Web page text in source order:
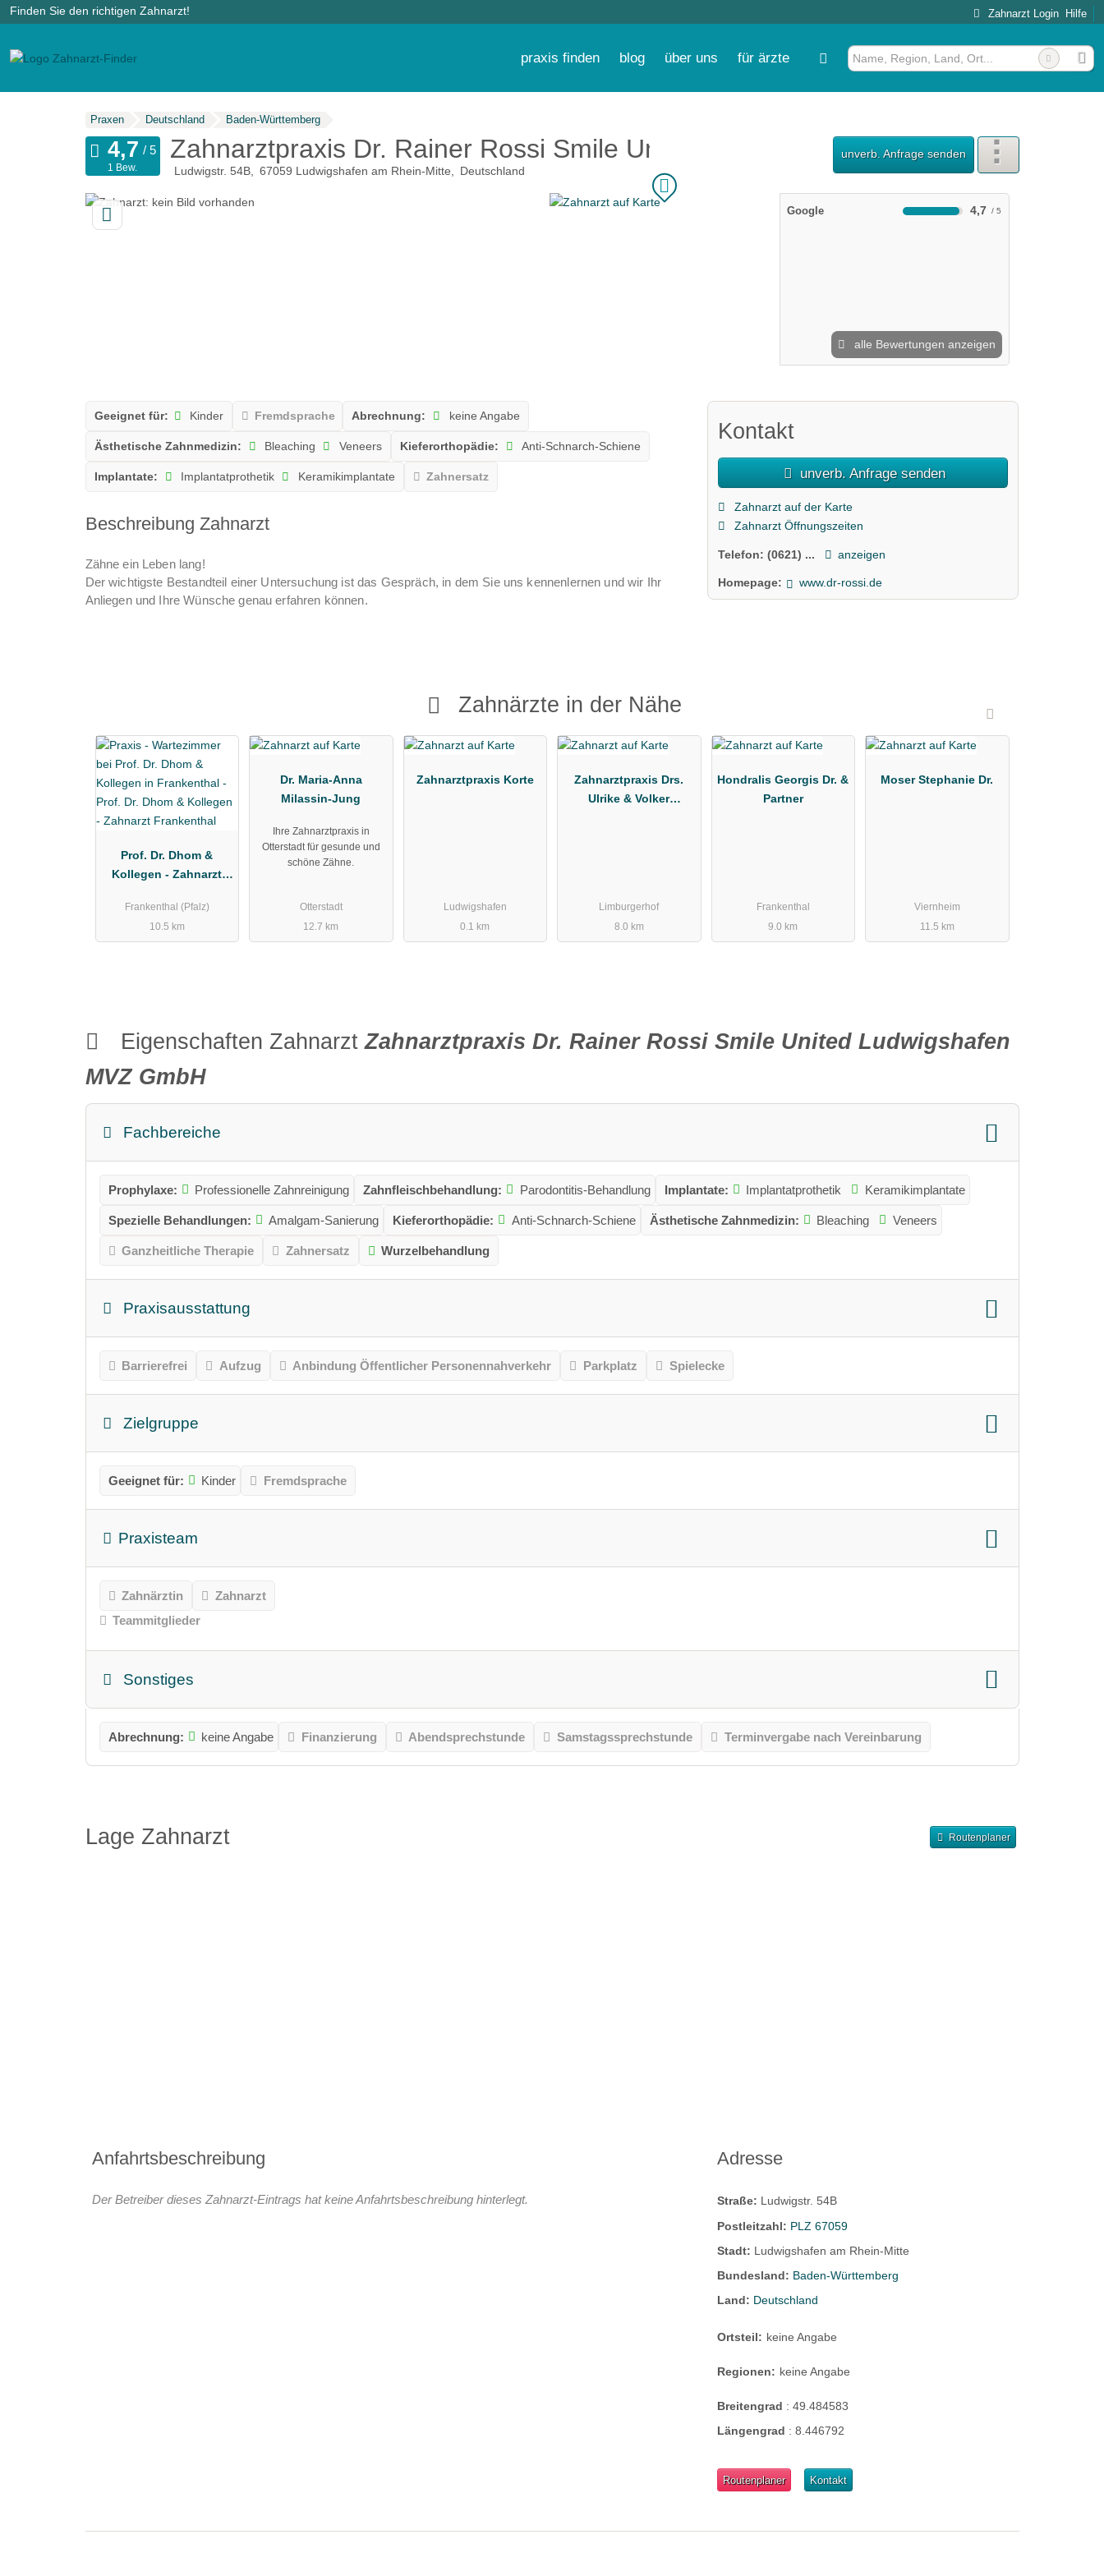
Finden Sie den richtigen Zahnarzt! Zahnarzt Login Hilfe
praxis finden blog über uns für ärzte
Praxen Deutschland Baden-Württemberg
Zahnarztpraxis Dr. Rainer Rossi Smile United Ludwigshafen MVZ GmbH
Ludwigstr. 54B 67059 Ludwigshafen am Rhein-Mitte Deutschland
unverb. Anfrage senden
1 Bew.
Google 4,7
alle Bewertungen anzeigen
Geeignet für: Kinder Fremdsprache Abrechnung: keine Angabe
Ästhetische Zahnmedizin: Bleaching Veneers Kieferorthopädie: Anti-Schnarch-Schiene
Implantate: Implantatprothetik Keramikimplantate Zahnersatz
Beschreibung Zahnarzt
Zähne ein Leben lang!
Der wichtigste Bestandteil einer Untersuchung ist das Gespräch, in dem Sie uns kennenlernen und wir Ihr
Anliegen und Ihre Wünsche genau erfahren können.
Kontakt
unverb. Anfrage senden
Zahnarzt auf der Karte
Zahnarzt Öffnungszeiten
Telefon:(0621) ... anzeigen
Homepage: www.dr-rossi.de
Zahnärzte in der Nähe
Prof. Dr. Dhom &
Kollegen - Zahnarzt
Frankenthal (Pfalz)
10.5 km
Dr. Maria-Anna
Milassin-Jung
Ihre Zahnarztpraxis in
Otterstadt für gesunde und
schöne Zähne.
Otterstadt
12.7 km
Zahnarztpraxis Korte
Ludwigshafen
0.1 km
Zahnarztpraxis Drs.
Ulrike & Volker
Limburgerhof
8.0 km
Hondralis Georgis Dr. &
Partner
Frankenthal
9.0 km
Moser Stephanie Dr.
Viernheim
11.5 km
Eigenschaften ZahnarztZahnarztpraxis Dr. Rainer Rossi Smile United Ludwigshafen
MVZ GmbH
Fachbereiche
Prophylaxe: Professionelle Zahnreinigung Zahnfleischbehandlung: Parodontitis-Behandlung Implantate: Implantatprothetik Keramikimplantate
Spezielle Behandlungen: Amalgam-Sanierung Kieferorthopädie: Anti-Schnarch-Schiene Ästhetische Zahnmedizin: Bleaching Veneers
Ganzheitliche Therapie Zahnersatz Wurzelbehandlung
Praxisausstattung
Barrierefrei Aufzug Anbindung Öffentlicher Personennahverkehr Parkplatz Spielecke
Zielgruppe
Geeignet für: Kinder Fremdsprache
Praxisteam
Zahnärztin
Zahnarzt
Teammitglieder
Sonstiges
Abrechnung: keine Angabe Finanzierung Abendsprechstunde Samstagssprechstunde Terminvergabe nach Vereinbarung
Lage Zahnarzt Routenplaner
Anfahrtsbeschreibung
Der Betreiber dieses Zahnarzt-Eintrags hat keine Anfahrtsbeschreibung hinterlegt.
Adresse
Straße: Ludwigstr. 54B
Postleitzahl: PLZ 67059
Stadt: Ludwigshafen am Rhein-Mitte
Bundesland: Baden-Württemberg
Land: Deutschland
Ortsteil: keine Angabe
Regionen: keine Angabe
Breitengrad :49.484583
Längengrad :8.446792
Routenplaner Kontakt